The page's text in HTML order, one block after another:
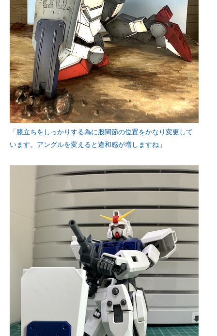
「膝立ちをしっかりする為に股関節の位置をかなり変更して
います。アングルを変えると違和感が増しますね」